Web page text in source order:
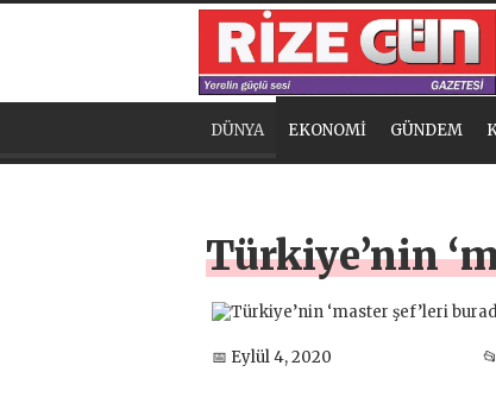
DÜNYA EKONOMİ GÜNDEM
Türkiye’nin
📅 Eylül 4, 2020